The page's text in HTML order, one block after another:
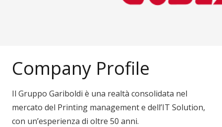
Company Profile
Il Gruppo Gariboldi è una realtà consolidata nel
mercato del Printing management e dell’IT Solution,
con un’esperienza di oltre 50 anni.